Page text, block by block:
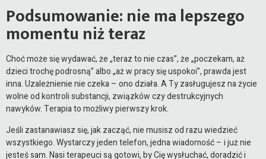
Podsumowanie: nie ma lepszego
momentu niż teraz
Choć może się wydawać, że „teraz to nie czas”, że „poczekam, aż
dzieci trochę podrosną” albo „aż w pracy się uspokoi”, prawda jest
inna. Uzależnienie nie czeka – ono działa. A Ty zasługujesz na życie
wolne od kontroli substancji, związków czy destrukcyjnych
nawyków. Terapia to możliwy pierwszy krok.
Jeśli zastanawiasz się, jak zacząć, nie musisz od razu wiedzieć
wszystkiego. Wystarczy jeden telefon, jedna wiadomość – i już nie
jesteś sam. Nasi terapeuci są gotowi, by Cię wysłuchać, doradzić i